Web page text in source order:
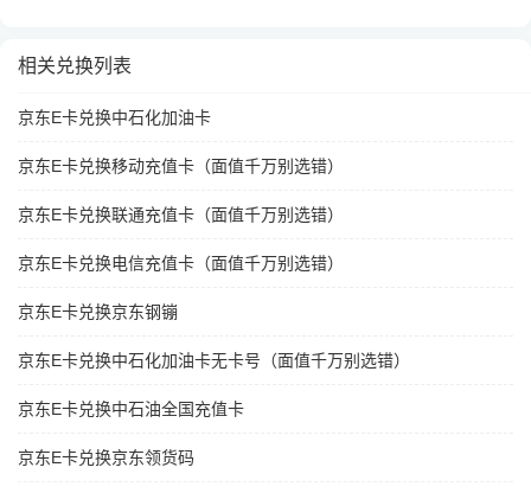
相关兑换列表
京东E卡兑换中石化加油卡
京东E卡兑换移动充值卡（面值千万别选错）
京东E卡兑换联通充值卡（面值千万别选错）
京东E卡兑换电信充值卡（面值千万别选错）
京东E卡兑换京东钢镚
京东E卡兑换中石化加油卡无卡号（面值千万别选错）
京东E卡兑换中石油全国充值卡
京东E卡兑换京东领货码